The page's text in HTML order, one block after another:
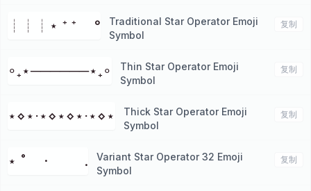
┊┊┊⋆ ⁺ ⁺ °
Traditional Star Operator Emoji
Symbol
复制
∘₊⋆──────⋆₊∘
Thin Star Operator Emoji
Symbol
复制
⋆⋄⋆⋅⋆⋄⋆⋄⋆⋅⋆⋄⋆
Thick Star Operator Emoji
Symbol
复制
⋆ ˚ · .
Variant Star Operator 32 Emoji
Symbol
复制